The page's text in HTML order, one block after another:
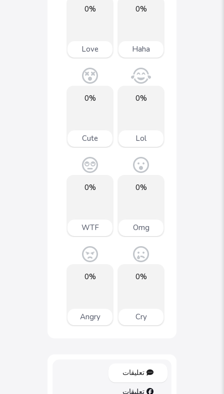
0%
Haha
0%
Love
0%
Lol
0%
Cute
0%
Omg
0%
WTF
0%
Cry
0%
Angry
تعليقات
تعليقات